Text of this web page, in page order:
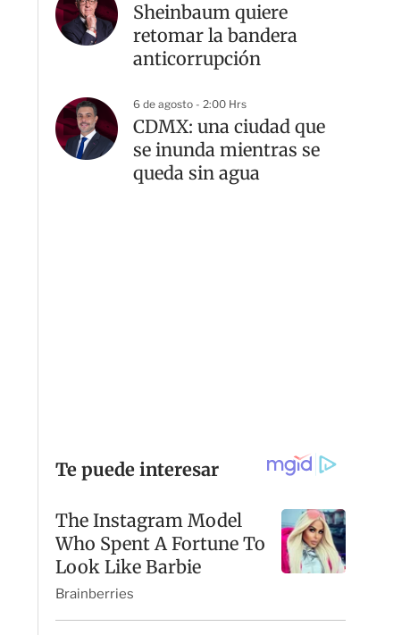
Sheinbaum quiere
retomar la bandera
anticorrupción
6 de agosto - 2:00 Hrs
CDMX: una ciudad que
se inunda mientras se
queda sin agua